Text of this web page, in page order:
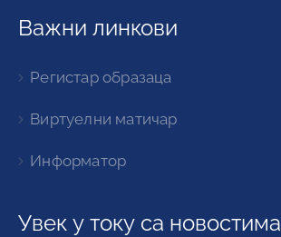
Важни линкови
Регистар образаца
Виртуелни матичар
Информатор
Увек у току са новостима